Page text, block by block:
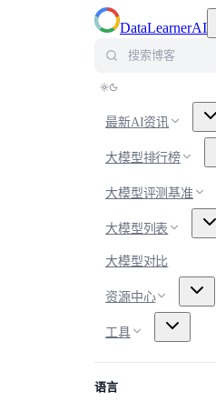
DataLearnerAI
最新AI资讯
大模型排行榜
大模型评测基准
大模型列表
大模型对比
资源中心
工具
语言